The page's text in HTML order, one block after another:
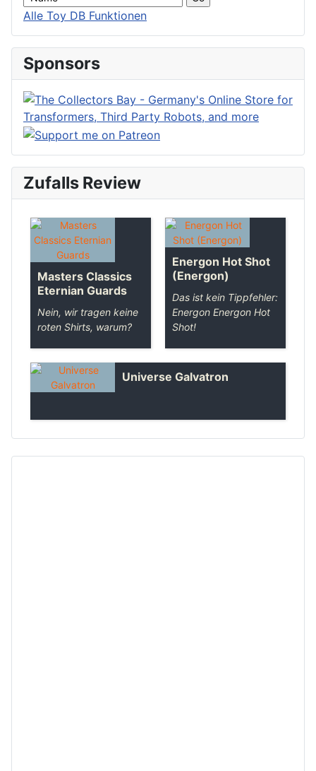
Alle Toy DB Funktionen
Sponsors
Zufalls Review
Masters Classics
Eternian Guards
Nein, wir tragen keine
roten Shirts, warum?
Energon Hot Shot
(Energon)
Das ist kein Tippfehler:
Energon Energon Hot
Shot!
Universe Galvatron